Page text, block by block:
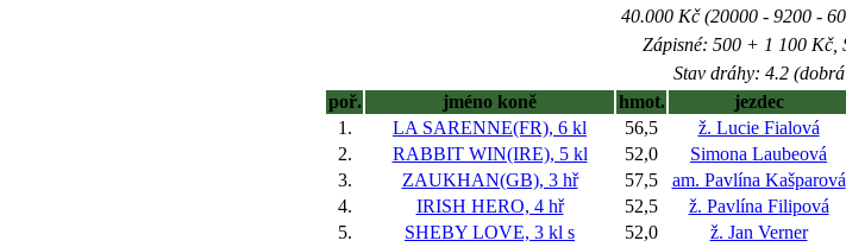
40.000 Kč (20000 - 9200 -
Zápisné: 500 + 1 100 Kč,
Stav dráhy: 4.2
poř.
jméno koně hmot. jezdec
1.
LA SARENNE(FR), 6 kl 56,5 ž. Lucie Fialová
2.
RABBIT WIN(IRE), 5 kl 52,0 Simona Laubeová
3.
ZAUKHAN(GB), 3 hř 57,5 am. Pavlína Kašparová
4.
IRISH HERO, 4 hř 52,5 ž. Pavlína Filipová
5.
SHEBY LOVE, 3 kl s 52,0 ž. Jan Verner